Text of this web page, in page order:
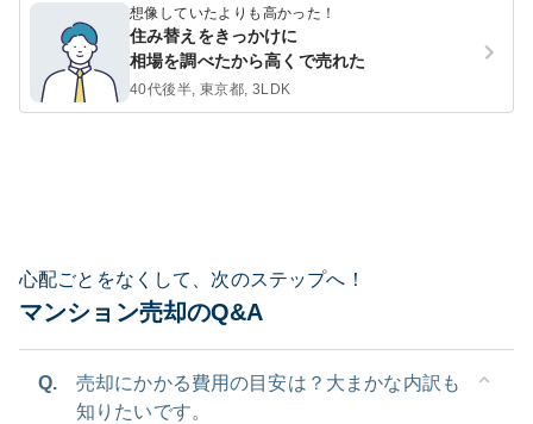
想像していたよりも高かった！
住み替えをきっかけに
相場を調べたから高くで売れた
40代後半, 東京都, 3LDK
心配ごとをなくして、次のステップへ！
マンション売却のQ&A
Q.
売却にかかる費用の目安は？大まかな内訳も
知りたいです。